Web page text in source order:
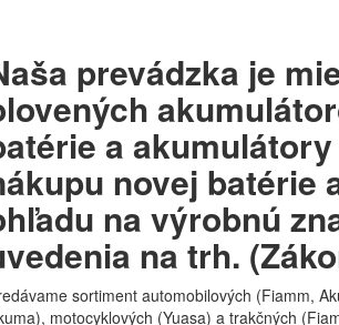
prevádzka je
a
novej batérie
na výrobnú
na trh.
sortiment automobilových (Fiamm,
motocyklových (Yuasa) a trakčných